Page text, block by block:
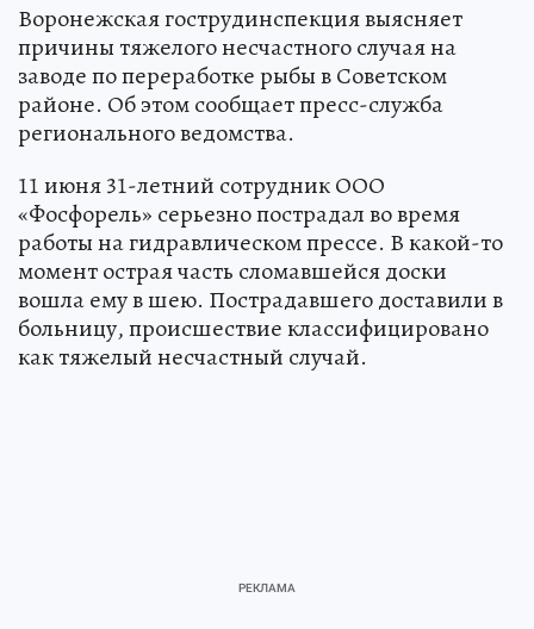
Воронежская гострудинспекция выясняет
причины тяжелого несчастного случая на
заводе по переработке рыбы в Советском
районе. Об этом сообщает пресс-служба
регионального ведомства.
11 июня 31-летний сотрудник ООО
«Фосфорель» серьезно пострадал во время
работы на гидравлическом прессе. В какой-то
момент острая часть сломавшейся доски
вошла ему в шею. Пострадавшего доставили в
больницу, происшествие классифицировано
как тяжелый несчастный случай.